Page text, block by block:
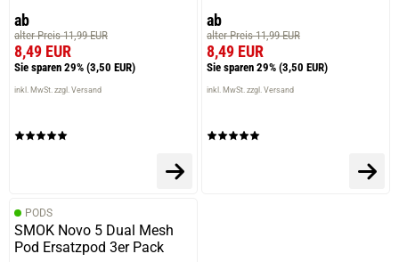
ab
alter Preis 11,99 EUR
8,49 EUR
Sie sparen 29% (3,50 EUR)
inkl. MwSt. zzgl. Versand
ab
alter Preis 11,99 EUR
8,49 EUR
Sie sparen 29% (3,50 EUR)
inkl. MwSt. zzgl. Versand
PODS
SMOK Novo 5 Dual Mesh
Pod Ersatzpod 3er Pack